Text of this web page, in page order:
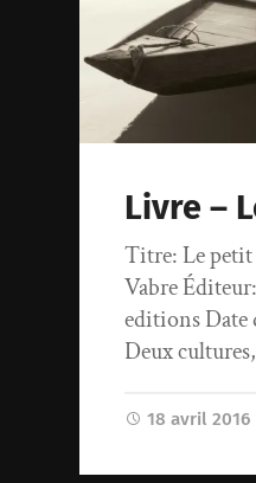
Livre –
Titre: Le
Vabre
editions Date
Deux
18 avril 2016